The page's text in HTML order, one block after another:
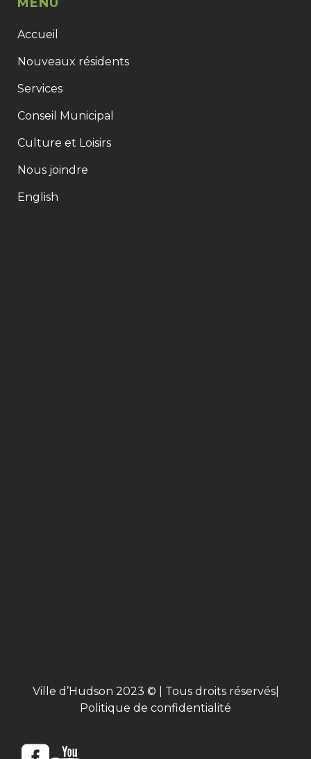
Accueil
Nouveaux résidents
Services
Conseil Municipal
Culture et Loisirs
Nous joindre
English
Ville d’Hudson 2023 © | Tous droits réservés|
Politique de confidentialité